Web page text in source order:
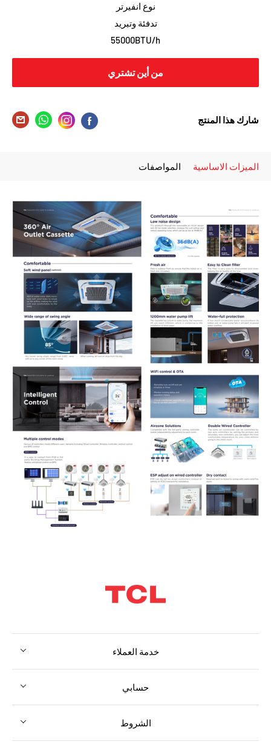
نوع انفيرتر
تدفئة وتبريد
55000BTU/h
من أين تشتري
شارك هذا المنتج
الميزات الاساسية المواصفات
خدمة العملاء
حسابي
الشروط